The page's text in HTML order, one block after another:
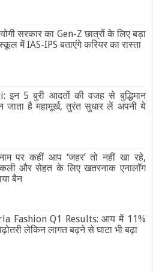
सरकार का Gen-Z छात्रों के लिए बड़ा
में IAS-IPS बताएंगे करियर का रास्ता
5 बुरी आदतों की वजह से बुद्धिमान
जाता है महामूर्ख, तुरंत सुधार लें अपनी ये
पर कहीं आप ‘जहर’ तो नहीं खा रहे,
और सेहत के लिए खतरनाक एनालॉग
बैन
Fashion Q1 Results: आय में 11%
लेकिन लागत बढ़ने से घाटा भी बढ़ा